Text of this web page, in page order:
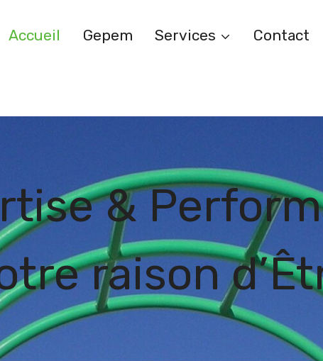
Accueil Gepem Services Contact
&
raison